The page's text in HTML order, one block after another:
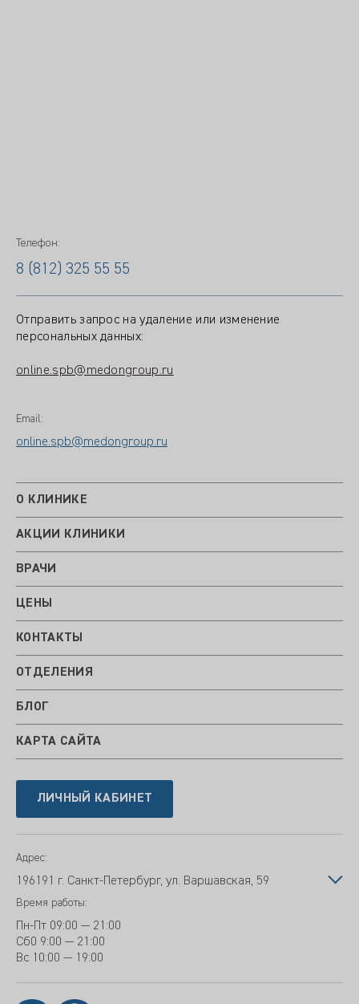
Телефон:
8 (812) 325 55 55
Отправить запрос на удаление или изменение
персональных данных:
online.spb@medongroup.ru
Email:
online.spb@medongroup.ru
О КЛИНИКЕ
АКЦИИ КЛИНИКИ
ВРАЧИ
ЦЕНЫ
КОНТАКТЫ
ОТДЕЛЕНИЯ
БЛОГ
КАРТА САЙТА
ЛИЧНЫЙ КАБИНЕТ
Адрес:
196191 г. Санкт-Петербург, ул. Варшавская, 59
Время работы:
Пн-Пт 09:00 — 21:00
Сб0 9:00 — 21:00
Вс 10:00 — 19:00